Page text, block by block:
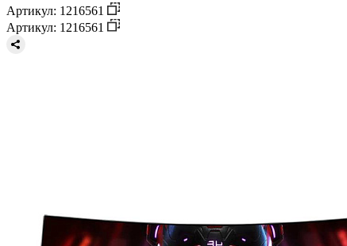
Артикул: 1216561
Артикул: 1216561